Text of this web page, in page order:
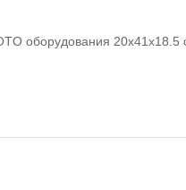
оборудования 20х41х18.5